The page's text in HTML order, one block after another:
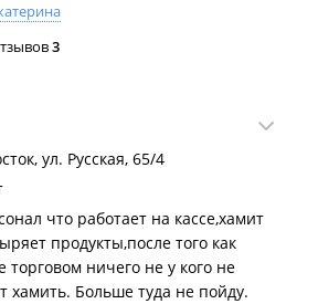
3
ул. Русская, 65/4
что работает на кассе,хамит
продукты,после того как
торговом ничего не у кого не
хамить. Больше туда не пойду.